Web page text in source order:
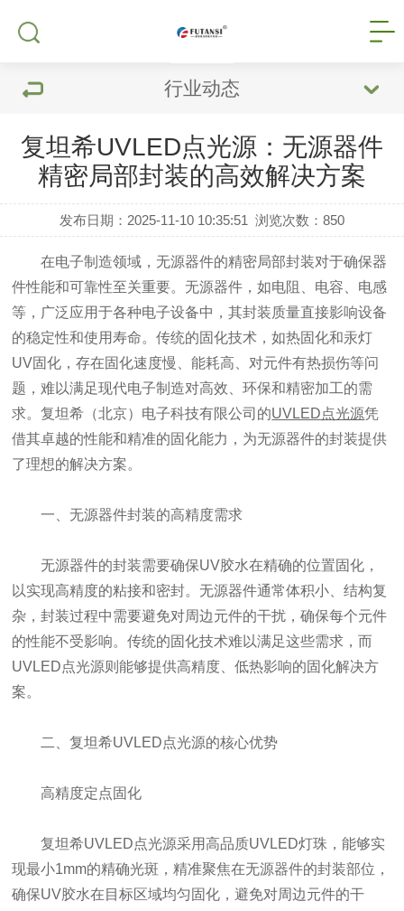
行业动态
复坦希UVLED点光源：无源器件
精密局部封装的高效解决方案
发布日期：2025-11-10 10:35:51 浏览次数：850
在电子制造领域，无源器件的精密局部封装对于确保器
件性能和可靠性至关重要。无源器件，如电阻、电容、电感
等，广泛应用于各种电子设备中，其封装质量直接影响设备
的稳定性和使用寿命。传统的固化技术，如热固化和汞灯
UV固化，存在固化速度慢、能耗高、对元件有热损伤等问
题，难以满足现代电子制造对高效、环保和精密加工的需
求。复坦希（北京）电子科技有限公司的UVLED点光源凭
借其卓越的性能和精准的固化能力，为无源器件的封装提供
了理想的解决方案。
一、无源器件封装的高精度需求
无源器件的封装需要确保UV胶水在精确的位置固化，
以实现高精度的粘接和密封。无源器件通常体积小、结构复
杂，封装过程中需要避免对周边元件的干扰，确保每个元件
的性能不受影响。传统的固化技术难以满足这些需求，而
UVLED点光源则能够提供高精度、低热影响的固化解决方
案。
二、复坦希UVLED点光源的核心优势
高精度定点固化
复坦希UVLED点光源采用高品质UVLED灯珠，能够实
现最小1mm的精确光斑，精准聚焦在无源器件的封装部位，
确保UV胶水在目标区域均匀固化，避免对周边元件的干